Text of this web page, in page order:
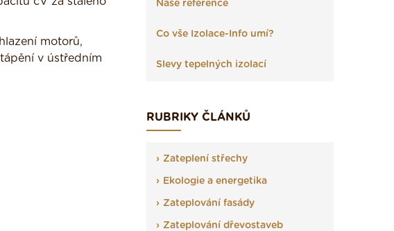
motorů,
v ústředním
Naše reference
Co vše Izolace-Info umí?
Slevy tepelných izolací
RUBRIKY ČLÁNKŮ
Zateplení střechy
Ekologie a energetika
Zateplování fasády
Zateplování dřevostaveb